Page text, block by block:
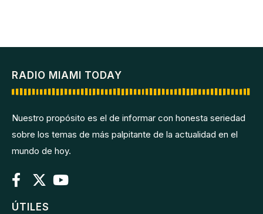
RADIO MIAMI TODAY
Nuestro propósito es el de informar con honesta seriedad
sobre los temas de más palpitante de la actualidad en el
mundo de hoy.
ÚTILES